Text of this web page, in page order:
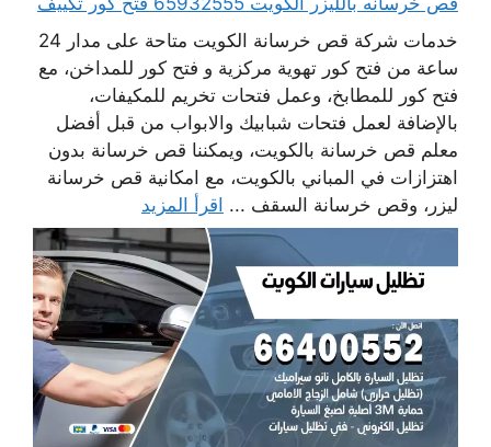
خدمات شركة قص خرسانة الكويت متاحة على مدار 24
ساعة من فتح كور تهوية مركزية و فتح كور للمداخن، مع
فتح كور للمطابخ، وعمل فتحات تخريم للمكيفات،
بالإضافة لعمل فتحات شبابيك والابواب من قبل أفضل
معلم قص خرسانة بالكويت، ويمكننا قص خرسانة بدون
اهتزازات في المباني بالكويت، مع امكانية قص خرسانة
ليزر، وقص خرسانة السقف ... اقرأ المزيد